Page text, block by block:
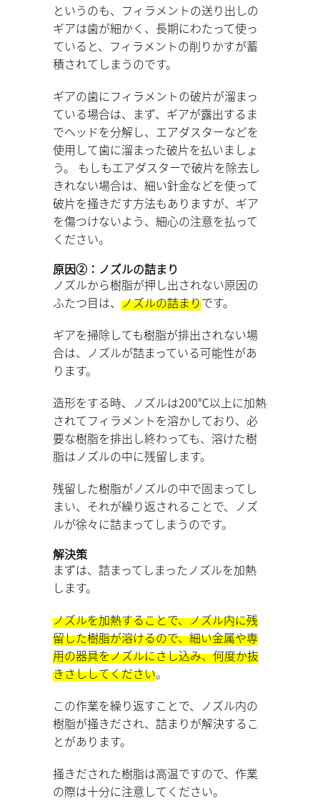
というのも、フィラメントの送り出しの
ギアは歯が細かく、長期にわたって使っ
ていると、フィラメントの削りかすが蓄
積されてしまうのです。
ギアの歯にフィラメントの破片が溜まっ
ている場合は、まず、ギアが露出するま
でヘッドを分解し、エアダスターなどを
使用して歯に溜まった破片を払いましょ
う。 もしもエアダスターで破片を除去し
きれない場合は、細い針金などを使って
破片を掻きだす方法もありますが、ギア
を傷つけないよう、細心の注意を払って
ください。
原因②：ノズルの詰まり
ノズルから樹脂が押し出されない原因の
ふたつ目は、 ノズルの詰まりです。
ギアを掃除しても樹脂が排出されない場
合は、ノズルが詰まっている可能性があ
ります。
造形をする時、ノズルは200℃以上に加熱
されてフィラメントを溶かしており、必
要な樹脂を排出し終わっても、溶けた樹
脂はノズルの中に残留します。
残留した樹脂がノズルの中で固まってし
まい、それが繰り返されることで、ノズ
ルが徐々に詰まってしまうのです。
解決策
まずは、詰まってしまったノズルを加熱
します。
ノズルを加熱することで、ノズル内に残
留した樹脂が溶けるので、細い金属や専
用の器具をノズルにさし込み、何度か抜
きさししてください。
この作業を繰り返すことで、ノズル内の
樹脂が掻きだされ、詰まりが解決するこ
とがあります。
掻きだされた樹脂は高温ですので、作業
の際は十分に注意してください。